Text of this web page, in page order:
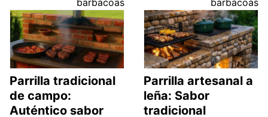
barbacoas
Parrilla tradicional
de campo:
Auténtico sabor
barbacoas
Parrilla artesanal a
leña: Sabor
tradicional